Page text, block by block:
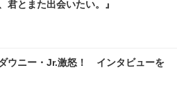
君とまた出会いたい。』
ウニー・Jr.激怒！ インタビューを